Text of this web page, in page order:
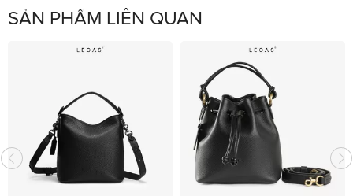
SẢN PHẨM LIÊN QUAN